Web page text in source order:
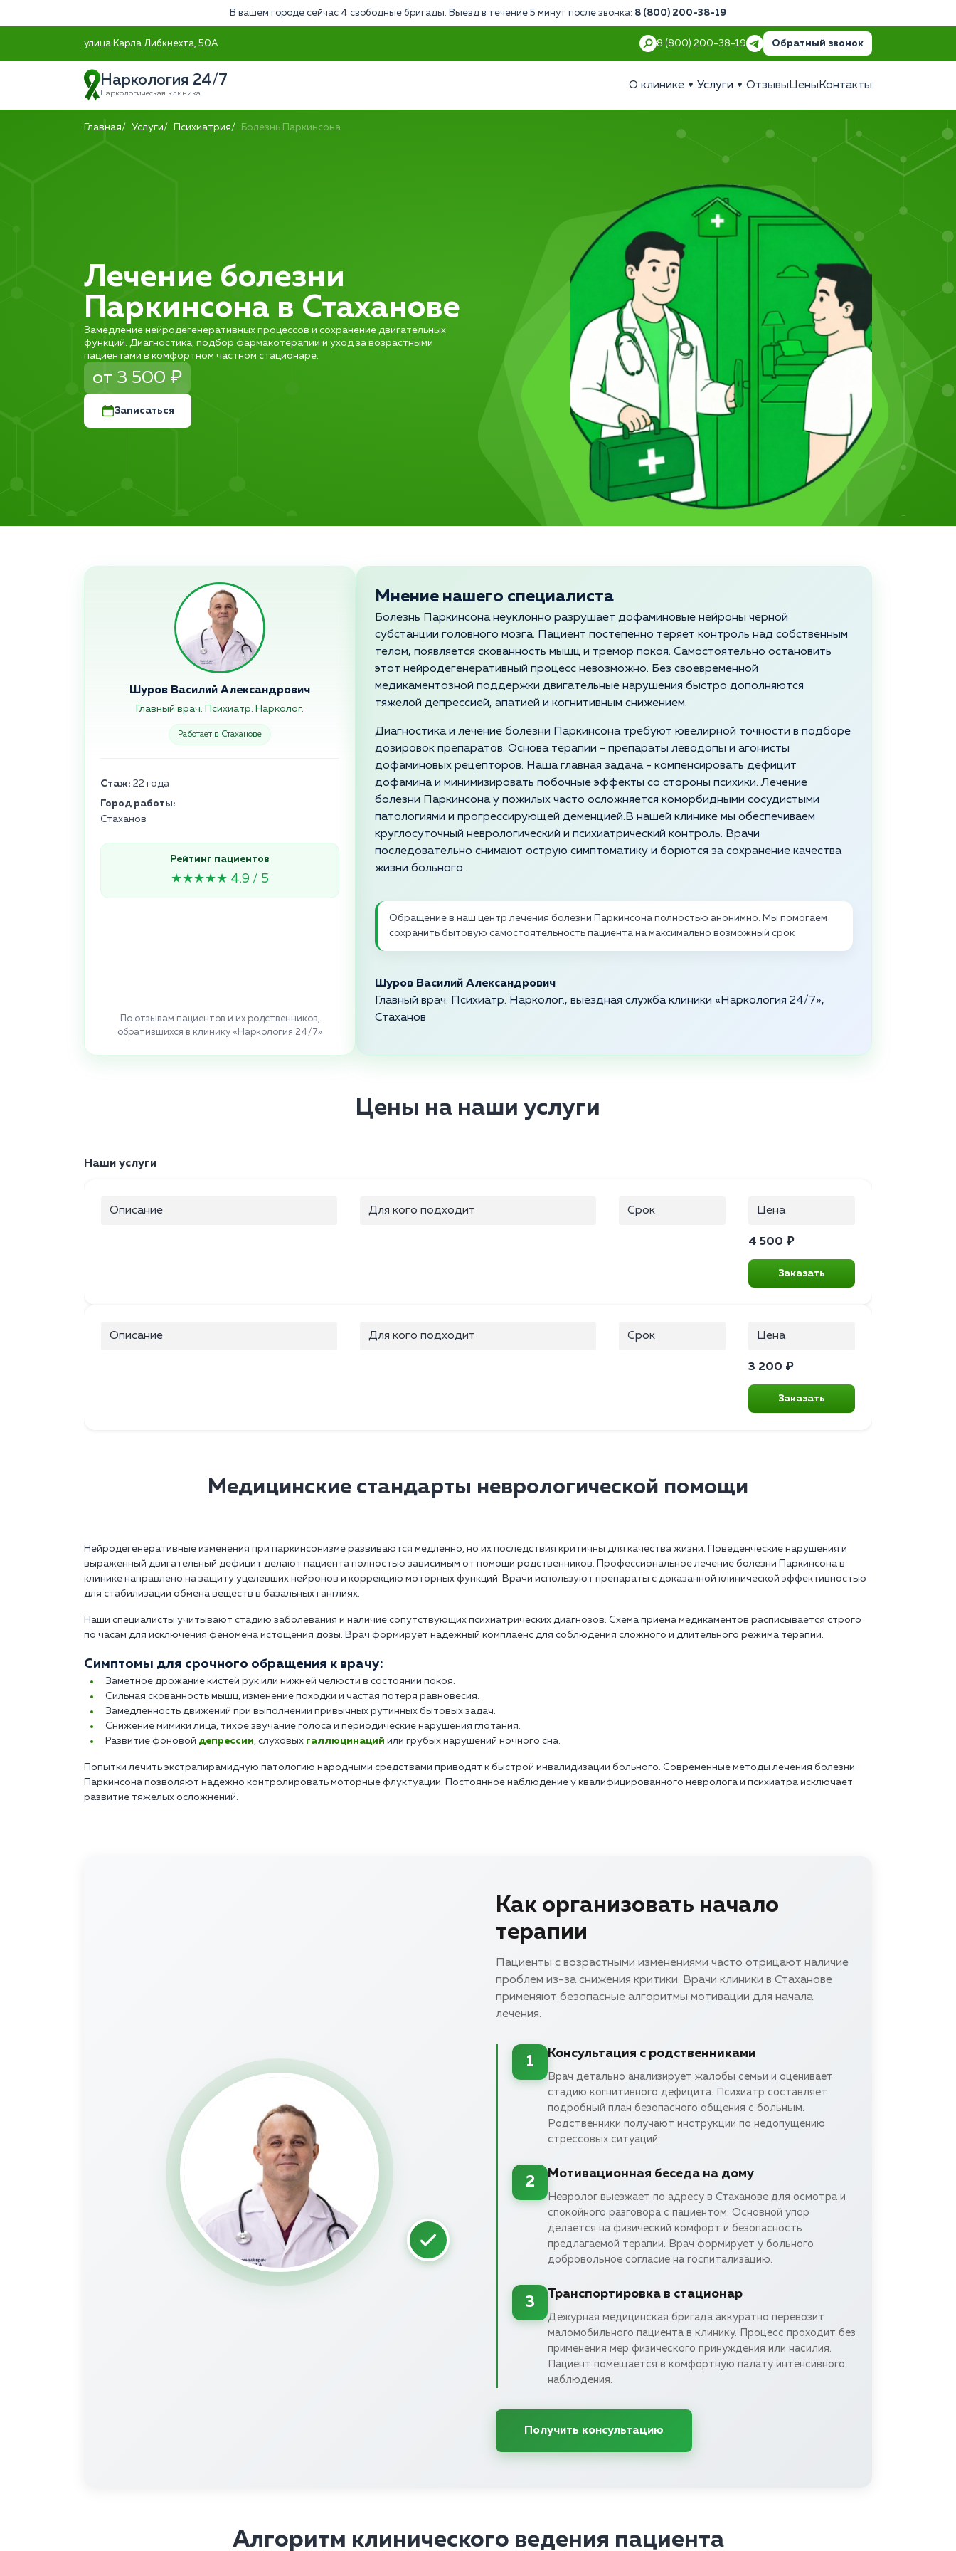
В вашем городе сейчас 4 свободные бригады. Выезд в течение 5 минут после звонка: 8 (800) 200-38-19
улица Карла Либкнехта, 50А 8 (800) 200-38-19 Обратный звонок
Наркология 24/7
Наркологическая клиника
О клинике Услуги Отзывы Цены Контакты
Главная Услуги Психиатрия Болезнь Паркинсона
Лечение болезни
Паркинсона в Стаханове
Замедление нейродегенеративных процессов и сохранение двигательных
функций. Диагностика, подбор фармакотерапии и уход за возрастными
пациентами в комфортном частном стационаре.
от 3 500 ₽
Записаться
Шуров Василий Александрович
Главный врач. Психиатр. Нарколог.
Работает в Стаханове
Стаж: 22 года
Город работы:
Стаханов
Рейтинг пациентов
★★★★★ 4.9 / 5
По отзывам пациентов и их родственников,
обратившихся в клинику «Наркология 24/7»
Мнение нашего специалиста
Болезнь Паркинсона неуклонно разрушает дофаминовые нейроны черной
субстанции головного мозга. Пациент постепенно теряет контроль над собственным
телом, появляется скованность мышц и тремор покоя. Самостоятельно остановить
этот нейродегенеративный процесс невозможно. Без своевременной
медикаментозной поддержки двигательные нарушения быстро дополняются
тяжелой депрессией, апатией и когнитивным снижением.
Диагностика и лечение болезни Паркинсона требуют ювелирной точности в подборе
дозировок препаратов. Основа терапии - препараты леводопы и агонисты
дофаминовых рецепторов. Наша главная задача - компенсировать дефицит
дофамина и минимизировать побочные эффекты со стороны психики. Лечение
болезни Паркинсона у пожилых часто осложняется коморбидными сосудистыми
патологиями и прогрессирующей деменцией.В нашей клинике мы обеспечиваем
круглосуточный неврологический и психиатрический контроль. Врачи
последовательно снимают острую симптоматику и борются за сохранение качества
жизни больного.
Обращение в наш центр лечения болезни Паркинсона полностью анонимно. Мы помогаем
сохранить бытовую самостоятельность пациента на максимально возможный срок
Шуров Василий Александрович
Главный врач. Психиатр. Нарколог., выездная служба клиники «Наркология 24/7»,
Стаханов
Цены на наши услуги
Наши услуги
Описание Для кого подходит Срок Цена
4 500 ₽
Заказать
Описание Для кого подходит Срок Цена
3 200 ₽
Заказать
Медицинские стандарты неврологической помощи
Нейродегенеративные изменения при паркинсонизме развиваются медленно, но их последствия критичны для качества жизни. Поведенческие нарушения и
выраженный двигательный дефицит делают пациента полностью зависимым от помощи родственников. Профессиональное лечение болезни Паркинсона в
клинике направлено на защиту уцелевших нейронов и коррекцию моторных функций. Врачи используют препараты с доказанной клинической эффективностью
для стабилизации обмена веществ в базальных ганглиях.
Наши специалисты учитывают стадию заболевания и наличие сопутствующих психиатрических диагнозов. Схема приема медикаментов расписывается строго
по часам для исключения феномена истощения дозы. Врач формирует надежный комплаенс для соблюдения сложного и длительного режима терапии.
Симптомы для срочного обращения к врачу:
Заметное дрожание кистей рук или нижней челюсти в состоянии покоя.
Сильная скованность мышц, изменение походки и частая потеря равновесия.
Замедленность движений при выполнении привычных рутинных бытовых задач.
Снижение мимики лица, тихое звучание голоса и периодические нарушения глотания.
Развитие фоновой депрессии, слуховых галлюцинаций или грубых нарушений ночного сна.
Попытки лечить экстрапирамидную патологию народными средствами приводят к быстрой инвалидизации больного. Современные методы лечения болезни
Паркинсона позволяют надежно контролировать моторные флуктуации. Постоянное наблюдение у квалифицированного невролога и психиатра исключает
развитие тяжелых осложнений.
Как организовать начало
терапии
Пациенты с возрастными изменениями часто отрицают наличие
проблем из-за снижения критики. Врачи клиники в Стаханове
применяют безопасные алгоритмы мотивации для начала
лечения.
1
Консультация с родственниками
Врач детально анализирует жалобы семьи и оценивает
стадию когнитивного дефицита. Психиатр составляет
подробный план безопасного общения с больным.
Родственники получают инструкции по недопущению
стрессовых ситуаций.
2
Мотивационная беседа на дому
Невролог выезжает по адресу в Стаханове для осмотра и
спокойного разговора с пациентом. Основной упор
делается на физический комфорт и безопасность
предлагаемой терапии. Врач формирует у больного
добровольное согласие на госпитализацию.
3
Транспортировка в стационар
Дежурная медицинская бригада аккуратно перевозит
маломобильного пациента в клинику. Процесс проходит без
применения мер физического принуждения или насилия.
Пациент помещается в комфортную палату интенсивного
наблюдения.
Получить консультацию
Алгоритм клинического ведения пациента